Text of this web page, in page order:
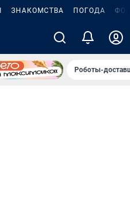
ЗНАКОМСТВА ПОГОДА
Роботы-